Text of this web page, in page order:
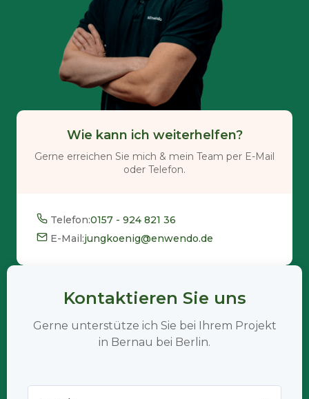
Wie kann ich weiterhelfen?
Gerne erreichen Sie mich & mein Team per E-Mail
oder Telefon.
Telefon:0157 - 924 821 36
E-Mail:jungkoenig@enwendo.de
Kontaktieren Sie uns
Gerne unterstütze ich Sie bei Ihrem Projekt
in Bernau bei Berlin.